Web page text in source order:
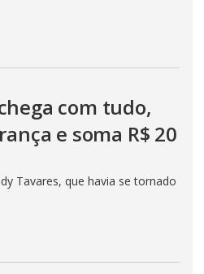
com tudo,
e soma R$ 20
Tavares, que havia se tornado